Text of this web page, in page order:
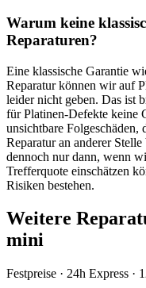
Warum keine
Reparaturen?
Eine klassische Garantie
Reparatur können wir auf
leider nicht geben. Das ist
für Platinen-Defekte keine
unsichtbare Folgeschäden,
Reparatur an anderer
dennoch nur dann, wenn
Trefferquote einschätzen
Risiken bestehen.
Weitere
mini
Festpreise · 24h Express ·